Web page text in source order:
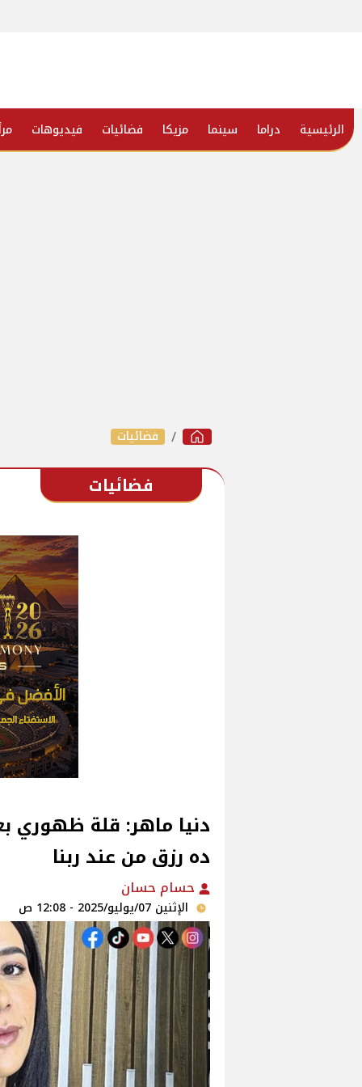
الرئيسية دراما سينما مزيكا فضائيات فيديوهات
فضائيات
فضائيات
ده رزق من عند ربنا‎
حسام حسان
الإثنين 07/يوليو/2025 - 12:08 ص